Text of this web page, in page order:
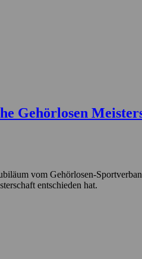
Gehörlosen
vom Gehörlosen-
entschieden hat.